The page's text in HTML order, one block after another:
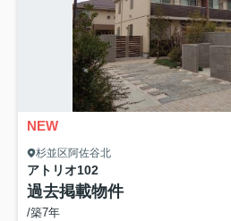
NEW
杉並区阿佐谷北
アトリオ102
過去掲載物件
/築7年